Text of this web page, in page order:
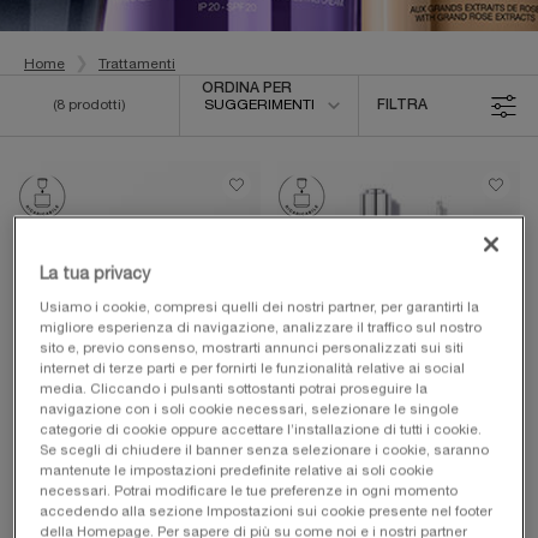
Home Trattamenti
(8 prodotti)
Ordina per
SUGGERIMENTI
ORDINA PER
FILTRA
RÉNERGIE H.P.N. 300-
PEPTIDE CREAM
CREMA VISO ANTI-ETÀ GLOBALE
ALTA PERFORMANCE EFFETTO
LIFTING – RUGHE - UNIFORMITÀ
Seleziona un formato
GÉNIFIQUE ULTIMATE
SERUM
Siero potenziato doppia riparazione
Seleziona un formato
La tua privacy
Usiamo i cookie, compresi quelli dei nostri partner, per garantirti la
migliore esperienza di navigazione, analizzare il traffico sul nostro
sito e, previo consenso, mostrarti annunci personalizzati sui siti
internet di terze parti e per fornirti le funzionalità relative ai social
media. Cliccando i pulsanti sottostanti potrai proseguire la
navigazione con i soli cookie necessari, selezionare le singole
categorie di cookie oppure accettare l’installazione di tutti i cookie.
Se scegli di chiudere il banner senza selezionare i cookie, saranno
mantenute le impostazioni predefinite relative ai soli cookie
necessari. Potrai modificare le tue preferenze in ogni momento
accedendo alla sezione Impostazioni sui cookie presente nel footer
della Homepage. Per sapere di più su come noi e i nostri partner